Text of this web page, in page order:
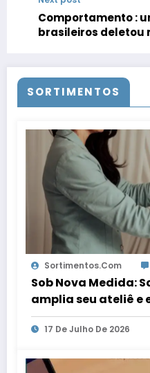
Comportamento :
brasileiros deletou
SORTIMENTOS
Sortimentos.com
Sob Nova Medida:
amplia seu ateliê e
to-order
17 De Julho De 2026